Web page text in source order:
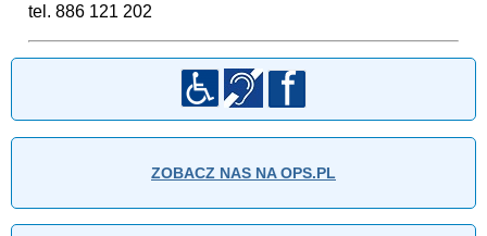
tel. 886 121 202
ZOBACZ NAS NA OPS.PL